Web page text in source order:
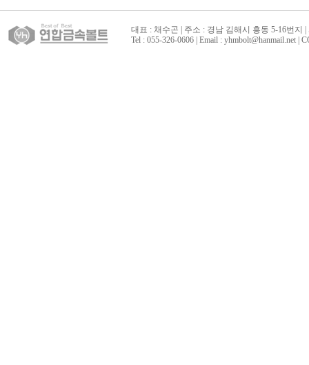
대표 : 채수곤 | 주소 : 경남 김해시 흥동 5-16번지 |
Tel : 055-326-0606 | Email : yhmbolt@hanmail.net